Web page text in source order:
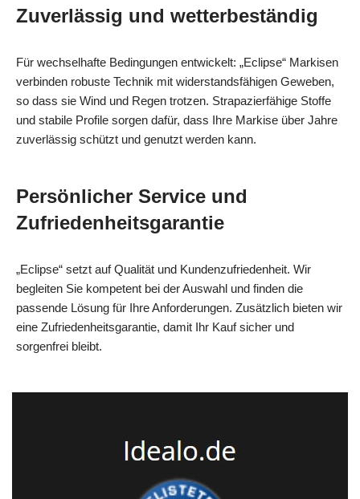
Zuverlässig und wetterbeständig
Für wechselhafte Bedingungen entwickelt: „Eclipse“ Markisen
verbinden robuste Technik mit widerstandsfähigen Geweben,
so dass sie Wind und Regen trotzen. Strapazierfähige Stoffe
und stabile Profile sorgen dafür, dass Ihre Markise über Jahre
zuverlässig schützt und genutzt werden kann.
Persönlicher Service und
Zufriedenheitsgarantie
„Eclipse“ setzt auf Qualität und Kundenzufriedenheit. Wir
begleiten Sie kompetent bei der Auswahl und finden die
passende Lösung für Ihre Anforderungen. Zusätzlich bieten wir
eine Zufriedenheitsgarantie, damit Ihr Kauf sicher und
sorgenfrei bleibt.